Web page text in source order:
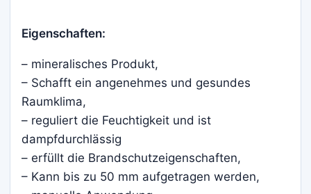
Eigenschaften:
– mineralisches Produkt,
– Schafft ein angenehmes und gesundes
Raumklima,
– reguliert die Feuchtigkeit und ist
dampfdurchlässig
– erfüllt die Brandschutzeigenschaften,
– Kann bis zu 50 mm aufgetragen werden,